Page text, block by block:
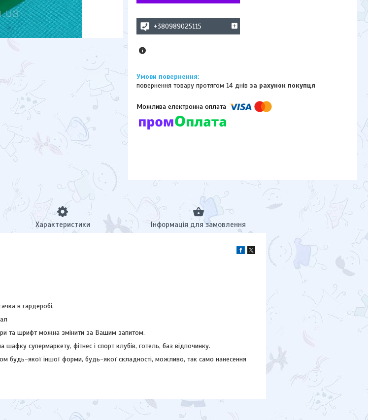
+380989025115
повернення товару протягом 14 днівза рахунок покупця
Характеристики Інформація для замовлення
в гардеробі.
та шрифт можна змінити за Вашим запитом.
супермаркету, фітнес і спорт клубів, готель, баз відпочинку.
якої іншої форми, будь-якої складності, можливо, так само нанесення